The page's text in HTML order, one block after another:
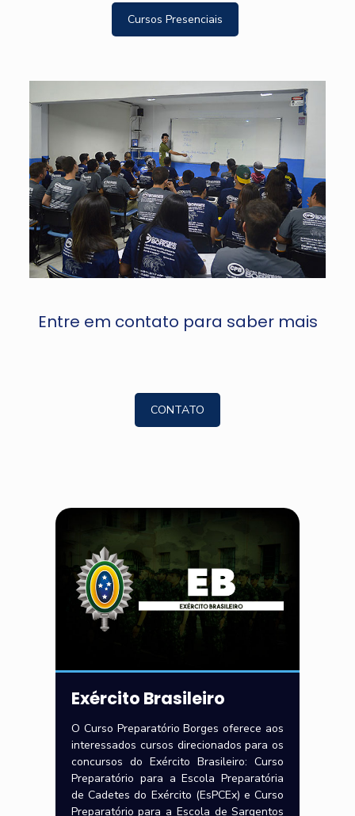
Cursos Presenciais
Entre em contato para saber mais
CONTATO
Exército Brasileiro
O Curso Preparatório Borges oferece aos
interessados cursos direcionados para os
concursos do Exército Brasileiro: Curso
Preparatório para a Escola Preparatória
de Cadetes do Exército (EsPCEx) e Curso
Preparatório para a Escola de Sargentos